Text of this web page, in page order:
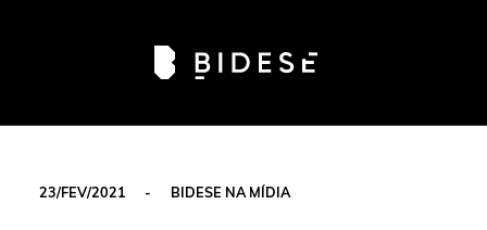
#movimentobidese
23/FEV/2021 - BIDESE NA MÍDIA